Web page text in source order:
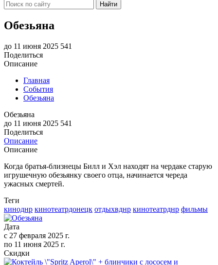
Найти
Обезьяна
до 11 июня 2025 541
Поделиться
Описание
Главная
События
Обезьяна
Обезьяна
до 11 июня 2025 541
Поделиться
Описание
Описание
Когда братья-близнецы Билл и Хэл находят на чердаке старую
игрушечную обезьянку своего отца, начинается череда
ужасных смертей.
Теги
киноднр кинотеатрдонецк отдыхвднр кинотеатрднр фильмы
Дата
с 27 февраля 2025 г.
по 11 июня 2025 г.
Скидки